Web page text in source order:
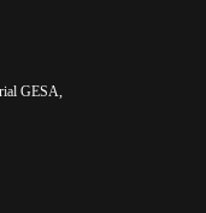
GESA,